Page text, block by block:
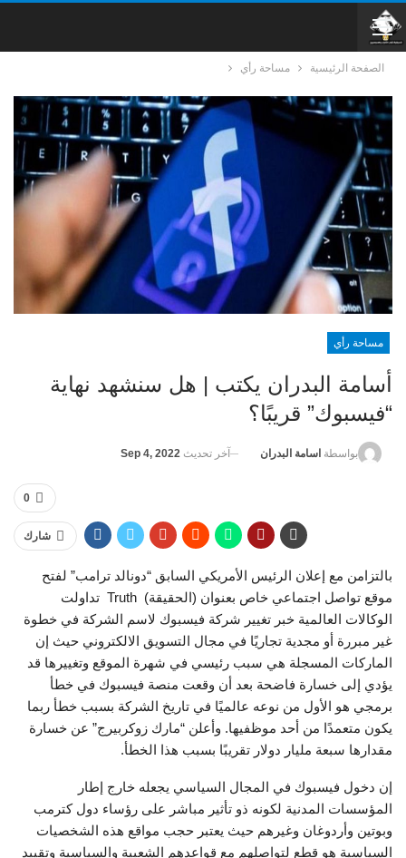
الصفحة الرئيسية مساحة رأي
مساحة رأي
أسامة البدران يكتب | هل سنشهد نهاية
“فيسبوك” قريبًا؟
بواسطة اسامة البدران آخر تحديث Sep 4, 2022
0
شارك
بالتزامن مع إعلان الرئيس الأمريكي السابق “دونالد ترامب” لفتح
موقع تواصل اجتماعي خاص بعنوان (الحقيقة) Truth تداولت
الوكالات العالمية خبر تغيير شركة فيسبوك لاسم الشركة في خطوة
غير مبررة أو مجدية تجاريًا في مجال التسويق الالكتروني حيث إن
الماركات المسجلة هي سبب رئيسي في شهرة الموقع وتغييرها قد
يؤدي إلى خسارة فاضحة بعد أن وقعت منصة فيسبوك في خطأ
برمجي هو الأول من نوعه عالميًا في تاريخ الشركة بسبب خطأ ربما
يكون متعمدًا من أحد موظفيها. وأعلن “مارك زوكربيرج” عن خسارة
مقدارها سبعة مليار دولار تقريبًا بسبب هذا الخطأ.
إن دخول فيسبوك في المجال السياسي يجعله خارج إطار
المؤسسات المدنية لكونه ذو تأثير مباشر على رؤساء دول كترمب
وبوتين وأردوغان وغيرهم حيث يعتبر حجب مواقع هذه الشخصيات
السياسية هو قطع لتواصلهم مع قواعدهم الشعبية والسياسية وتقييد